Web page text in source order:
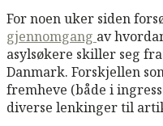
For noen uker siden
gjennomgang av
asylsøkere skiller seg
Danmark. Forskjellen
fremheve (både i
diverse lenkinger til